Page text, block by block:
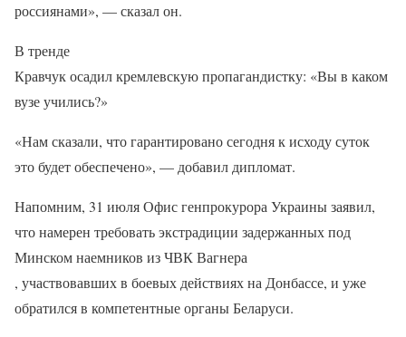
россиянами», — сказал он.
В тренде
Кравчук осадил кремлевскую пропагандистку: «Вы в каком
вузе учились?»
«Нам сказали, что гарантировано сегодня к исходу суток
это будет обеспечено», — добавил дипломат.
Напомним, 31 июля Офис генпрокурора Украины заявил,
что намерен требовать экстрадиции задержанных под
Минском наемников из ЧВК Вагнера
, участвовавших в боевых действиях на Донбассе, и уже
обратился в компетентные органы Беларуси.